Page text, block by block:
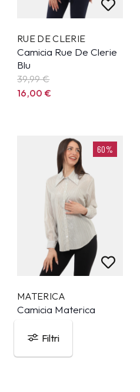
Filtri
RUE DE CLERIE
Camicia Rue De Clerie
Blu
39,99€
16,00€
60%
MATERICA
Camicia Materica
59,99€